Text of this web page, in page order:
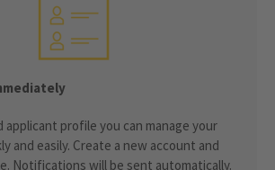
profile you can manage your
and easily. Create a new account and
Notifications will be sent automatically.